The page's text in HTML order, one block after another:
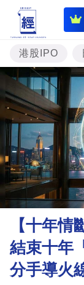
即
商
港股IPO
【十年
結束十年
分手導火